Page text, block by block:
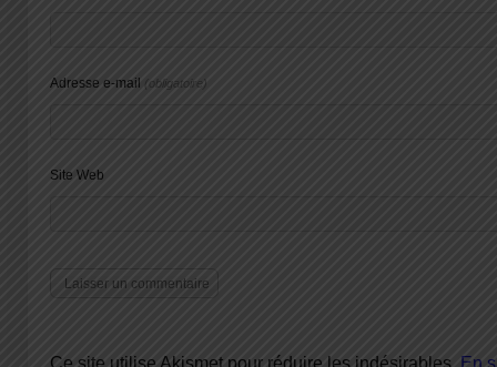
Adresse e-mail (obligatoire)
Site Web
Ce site utilise Akismet pour réduire les indésirables. En